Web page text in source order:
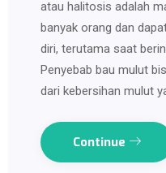
atau halitosis adalah
banyak orang dan
diri, terutama saat
Penyebab bau mulut
dari kebersihan mulut
Continue